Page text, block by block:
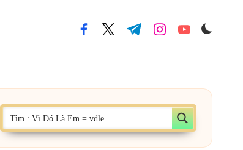
facebook.com
twitter.com
t.me instagram.com
youtube.com